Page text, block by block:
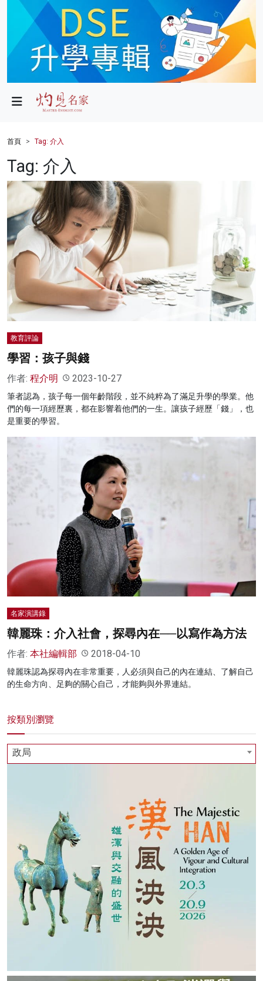
政局
財經
健康
商業
科技
影片
名家榜
灼見活動
首頁 Tag: 介入
Tag: 介入
教育評論
學習：孩子與錢
作者: 程介明 2023-10-27
筆者認為，孩子每一個年齡階段，並不純粹為了滿足升學的學業。他
們的每一項經歷裏，都在影響着他們的一生。讓孩子經歷「錢」，也
是重要的學習。
名家演講錄
韓麗珠：介入社會，探尋內在──以寫作為方法
作者: 本社編輯部 2018-04-10
韓麗珠認為探尋內在非常重要，人必須與自己的內在連結、了解自己
的生命方向、足夠的關心自己，才能夠與外界連結。
按類別瀏覽
政局